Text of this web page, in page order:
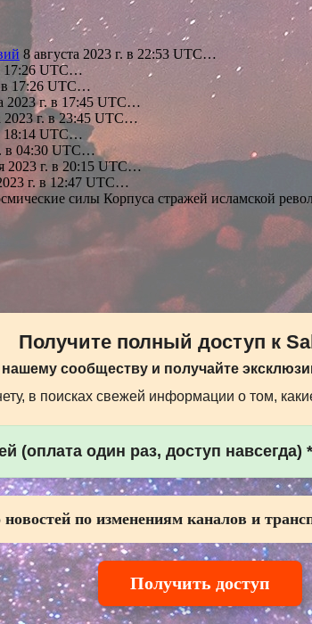
8 августа 2023 г. в 22:53 UTC…
17:26 UTC…
в 17:26 UTC…
2023 г. в 17:45 UTC…
2023 г. в 23:45 UTC…
18:14 UTC…
в 04:30 UTC…
2023 г. в 20:15 UTC…
г. в 12:47 UTC…
силы Корпуса стражей исламской
Получите полный доступ к
сообществу и получайте
в поисках свежей информации о том,
(оплата один раз, доступ
по изменениям каналов и
Получить доступ